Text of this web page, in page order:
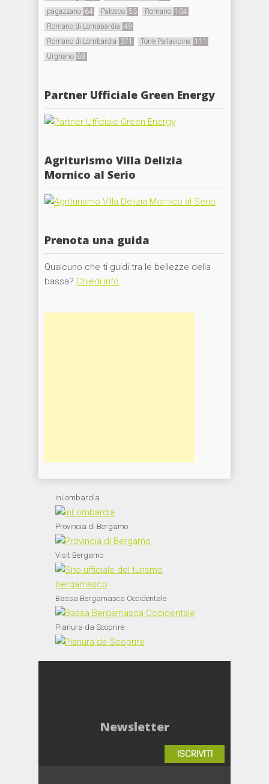
pagazzano 64 Palosco 53 Romano 104
Romano di Lomabardia 49
Romano di Lombardia 371 Torre Pallavicina 111
Urgnano 88
Partner Ufficiale Green Energy
Agriturismo Villa Delizia
Mornico al Serio
Prenota una guida
Qualcuno che ti guidi tra le bellezze della
bassa? Chiedi info
inLombardia
Provincia di Bergamo
Visit Bergamo
Bassa Bergamasca Occidentale
Pianura da Scoprire
Newsletter
ISCRIVITI